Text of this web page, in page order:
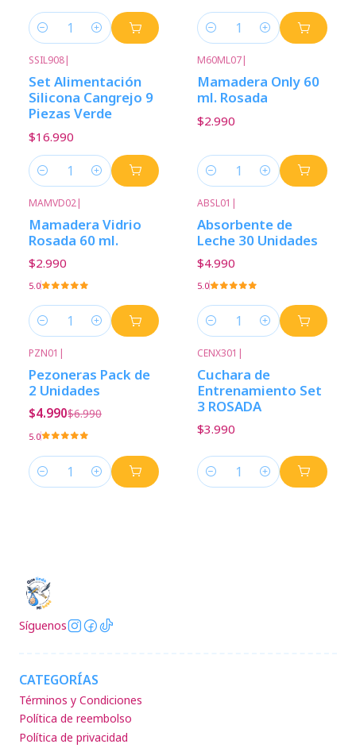
Cantidad Cantidad
SSIL908|
Set Alimentación
Silicona Cangrejo 9
Piezas Verde
$16.990
Cantidad
M60ML07|
Mamadera Only 60
ml. Rosada
$2.990
Cantidad
MAMVD02|
Mamadera Vidrio
Rosada 60 ml.
$2.990
5.0
Cantidad
ABSL01 |
Absorbente de
Leche 30 Unidades
$4.990
5.0
Cantidad
PZN01 |
Pezoneras Pack de
2 Unidades
$4.990$6.990
5.0
Cantidad
CENX301 |
Cuchara de
Entrenamiento Set
3 ROSADA
$3.990
Cantidad
Síguenos
CATEGORÍAS
Términos y Condiciones
Política de reembolso
Política de privacidad